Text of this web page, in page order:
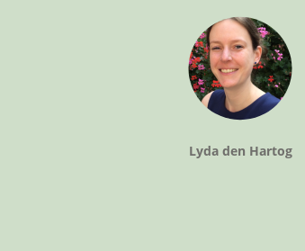
Lyda den Hartog